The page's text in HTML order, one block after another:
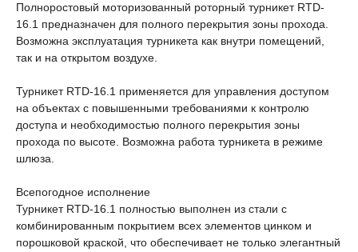
Полноростовый моторизованный роторный турникет RTD-
16.1 предназначен для полного перекрытия зоны прохода.
Возможна эксплуатация турникета как внутри помещений,
так и на открытом воздухе.
Турникет RTD-16.1 применяется для управления доступом
на объектах с повышенными требованиями к контролю
доступа и необходимостью полного перекрытия зоны
прохода по высоте. Возможна работа турникета в режиме
шлюза.
Всепогодное исполнение
Турникет RTD-16.1 полностью выполнен из стали с
комбинированным покрытием всех элементов цинком и
порошковой краской, что обеспечивает не только элегантный